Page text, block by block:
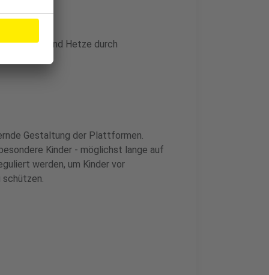
Hass und Hetze durch
Gestaltung der Plattformen.
Kinder - möglichst lange auf
werden, um Kinder vor
schützen.